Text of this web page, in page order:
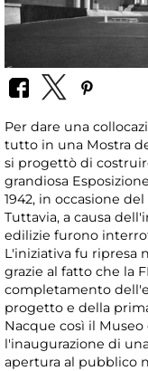
Per dare una
tutto in una Mostra
si progettò di
grandiosa
1942, in occasione
Tuttavia, a causa
edilizie furono
L'iniziativa fu ripresa
grazie al fatto che la
completamento
progetto e della
Nacque così il
l'inaugurazione di
apertura al pubblico